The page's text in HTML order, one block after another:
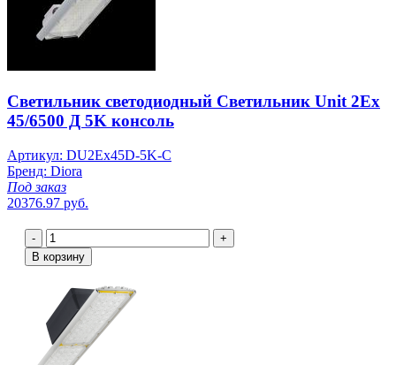
Светильник светодиодный Светильник Unit 2Ex
45/6500 Д 5K консоль
Артикул: DU2Ex45D-5K-C
Бренд: Diora
Под заказ
20376.97 руб.
-
+
В корзину